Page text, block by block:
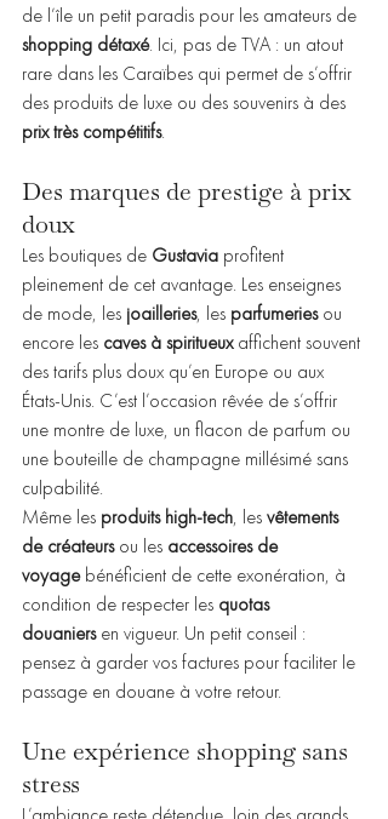
de l’île un petit paradis pour les amateurs de
shopping détaxé. Ici, pas de TVA : un atout
rare dans les Caraïbes qui permet de s’offrir
des produits de luxe ou des souvenirs à des
prix très compétitifs.
Des marques de prestige à prix
doux
Les boutiques de Gustavia profitent
pleinement de cet avantage. Les enseignes
de mode, les joailleries, les parfumeries ou
encore les caves à spiritueux affichent souvent
des tarifs plus doux qu’en Europe ou aux
États-Unis. C’est l’occasion rêvée de s’offrir
une montre de luxe, un flacon de parfum ou
une bouteille de champagne millésimé sans
culpabilité.
Même les produits high-tech, les vêtements
de créateurs ou les accessoires de
voyage bénéficient de cette exonération, à
condition de respecter les quotas
douaniers en vigueur. Un petit conseil :
pensez à garder vos factures pour faciliter le
passage en douane à votre retour.
Une expérience shopping sans
stress